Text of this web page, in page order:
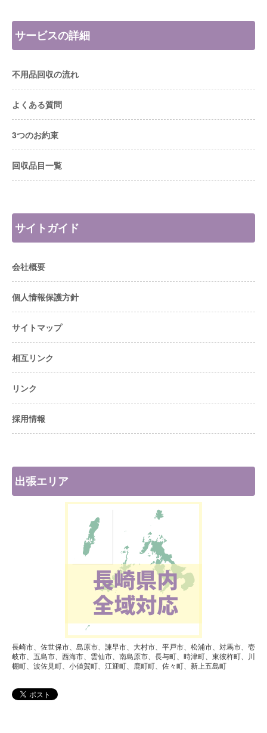
サービスの詳細
不用品回収の流れ
よくある質問
3つのお約束
回収品目一覧
サイトガイド
会社概要
個人情報保護方針
サイトマップ
相互リンク
リンク
採用情報
出張エリア
長崎市、佐世保市、島原市、諫早市、大村市、平戸市、松浦市、対馬市、壱
岐市、五島市、西海市、雲仙市、南島原市、長与町、時津町、東彼杵町、川
棚町、波佐見町、小値賀町、江迎町、鹿町町、佐々町、新上五島町